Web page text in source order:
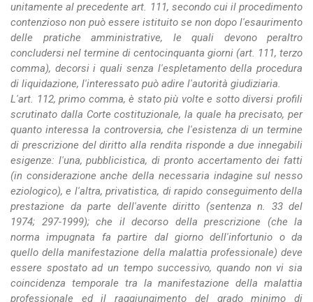
unitamente al precedente art. 111, secondo cui il procedimento
contenzioso non può essere istituito se non dopo l'esaurimento
delle pratiche amministrative, le quali devono peraltro
concludersi nel termine di centocinquanta giorni (art. 111, terzo
comma), decorsi i quali senza l'espletamento della procedura
di liquidazione, l'interessato può adire l'autorità giudiziaria.
L'art. 112, primo comma, è stato più volte e sotto diversi profili
scrutinato dalla Corte costituzionale, la quale ha precisato, per
quanto interessa la controversia, che l'esistenza di un termine
di prescrizione del diritto alla rendita risponde a due innegabili
esigenze: l'una, pubblicistica, di pronto accertamento dei fatti
(in considerazione anche della necessaria indagine sul nesso
eziologico), e l'altra, privatistica, di rapido conseguimento della
prestazione da parte dell'avente diritto (sentenza n. 33 del
1974; 297-1999); che il decorso della prescrizione (che la
norma impugnata fa partire dal giorno dell'infortunio o da
quello della manifestazione della malattia professionale) deve
essere spostato ad un tempo successivo, quando non vi sia
coincidenza temporale tra la manifestazione della malattia
professionale ed il raggiungimento del grado minimo di